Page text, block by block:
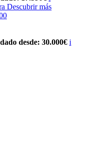
Descubrir más
desde: 30.000€ i